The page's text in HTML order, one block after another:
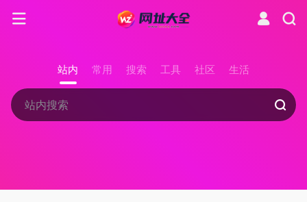
站内 常用 搜索 工具 社区 生活